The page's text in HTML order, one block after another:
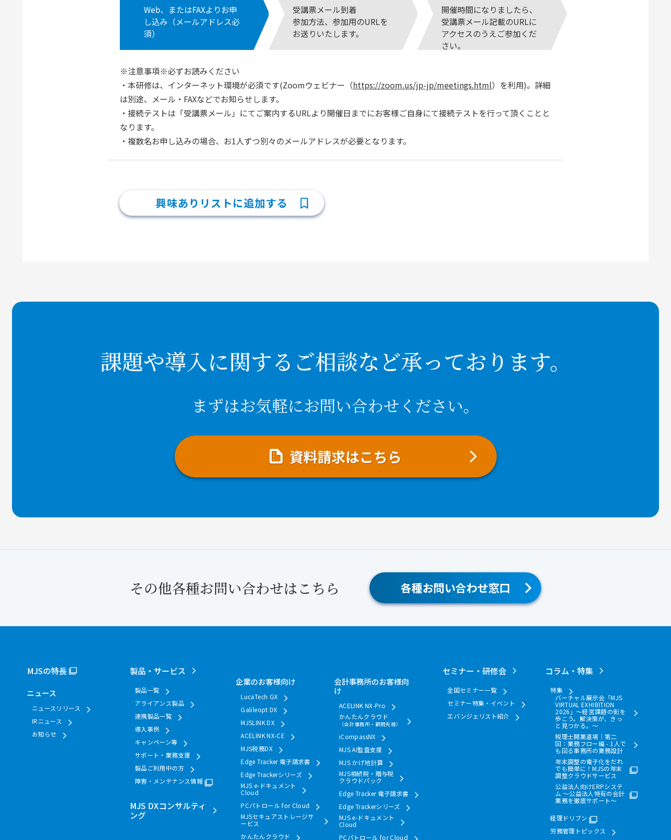
Web、またはFAXよりお申
し込み（メールアドレス必
須）
受講票メール到着
参加方法、参加用のURLを
お送りいたします。
開催時間になりましたら、
受講票メール記載のURLに
アクセスのうえご参加くだ
さい。
※注意事項※必ずお読みください
・本研修は、インターネット環境が必須です(Zoomウェビナー（https://zoom.us/jp-jp/meetings.html）を利用)。詳細
は別途、メール・FAXなどでお知らせします。
・接続テストは「受講票メール」にてご案内するURLより開催日までにお客様ご自身にて接続テストを行って頂くことと
なります。
・複数名お申し込みの場合、お1人ずつ別々のメールアドレスが必要となります。
興味ありリストに追加する
課題や導入に関するご相談など承っております。
まずはお気軽にお問い合わせください。
資料請求はこちら
その他各種お問い合わせはこちら 各種お問い合わせ窓口
MJSの特長
ニュース
ニュースリリース
IRニュース
お知らせ
製品・サービス
製品一覧
アライアンス製品
連携製品一覧
導入事例
キャンペーン等
サポート・業務支援
製品ご利用中の方
障害・メンテナンス情報
MJS DXコンサルティ
ング
企業のお客様向け
LucaTech GX
Galileopt DX
MJSLINK DX
ACELINK NX-CE
MJS税務DX
Edge Tracker 電子請求書
Edge Trackerシリーズ
MJS e-ドキュメント
Cloud
PCパトロール for Cloud
MJSセキュアストレージサ
ービス
かんたんクラウド
会計事務所のお客様向
け
ACELINK NX-Pro
かんたんクラウド
（会計事務所・顧問先様）
iCompassNX
MJS AI監査支援
MJS かげ地計算
MJS相続税・贈与税
クラウドパック
Edge Tracker 電子請求書
Edge Trackerシリーズ
MJS e-ドキュメント
Cloud
PCパトロール for Cloud
セミナー・研修会
全国セミナー一覧
セミナー特集・イベント
エバンジェリスト紹介
コラム・特集
特集
バーチャル展示会「MJS
VIRTUAL EXHIBITION
2026」～経営課題の街を
歩こう。解決策が、きっ
と見つかる。～
税理士開業道場｜第二
回：業務フロー編 - 1人で
も回る事務所の業務設計
年末調整の電子化をだれ
でも簡単に！MJSの年末
調整クラウドサービス
公益法人向けERPシステ
ム ～公益法人特有の会計
業務を徹底サポート～
経理ドリブン
労務管理トピックス